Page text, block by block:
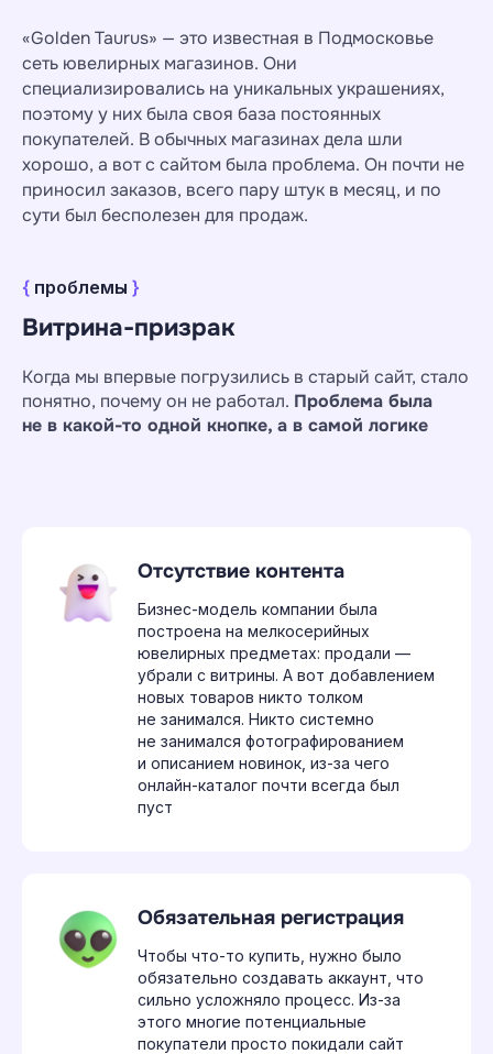
«Golden Taurus» — это известная в Подмосковье
сеть ювелирных магазинов. Они
специализировались на уникальных украшениях,
поэтому у них была своя база постоянных
покупателей. В обычных магазинах дела шли
хорошо, а вот с сайтом была проблема. Он почти не
приносил заказов, всего пару штук в месяц, и по
сути был бесполезен для продаж.
{ проблемы }
Витрина-призрак
Когда мы впервые погрузились в старый сайт, стало
понятно, почему он не работал. Проблема была
не в какой-то одной кнопке, а в самой логике
Отсутствие контента
Бизнес-модель компании была
построена на мелкосерийных
ювелирных предметах: продали —
убрали с витрины. А вот добавлением
новых товаров никто толком
не занимался. Никто системно
не занимался фотографированием
и описанием новинок, из-за чего
онлайн-каталог почти всегда был
пуст
Обязательная регистрация
Чтобы что-то купить, нужно было
обязательно создавать аккаунт, что
сильно усложняло процесс. Из-за
этого многие потенциальные
покупатели просто покидали сайт
Увеличение продаж в
онлайне
решение
Большая перестройка